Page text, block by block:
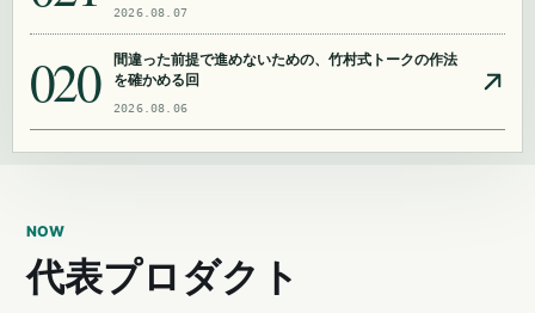
2026.08.07
020
間違った前提で進めないための、竹村式トークの作法
を確かめる回
2026.08.06
NOW
代表プロダクト